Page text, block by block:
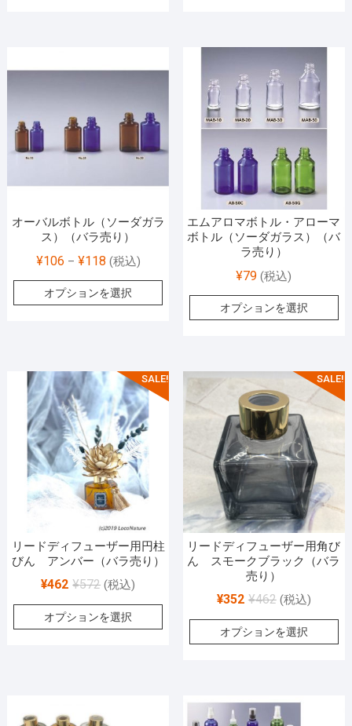
オーバルボトル（ソーダガラ
ス）（バラ売り）
¥106 – ¥118 (税込)
オプションを選択
エムアロマボトル・アローマ
ボトル（ソーダガラス）（バ
ラ売り）
¥79 (税込)
オプションを選択
SALE!
リードディフューザー用円柱
びん アンバー（バラ売り）
¥572
¥462 (税込)
オプションを選択
SALE!
リードディフューザー用角び
ん スモークブラック（バラ
売り）
¥462
¥352 (税込)
オプションを選択